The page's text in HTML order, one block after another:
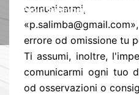
Paolo Salimbeni
errore od omissione tu
Ti assumi, inoltre,
comunicarmi ogni tuo
od osservazioni o